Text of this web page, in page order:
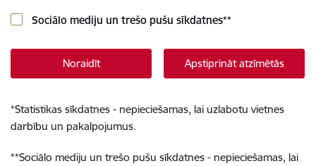
Sociālo mediju un trešo pušu sīkdatnes**
Noraidīt Apstiprināt atzīmētās
*Statistikas sīkdatnes - nepieciešamas, lai uzlabotu vietnes
darbību un pakalpojumus.
**Sociālo mediju un trešo pušu sīkdatnes - nepieciešamas, lai